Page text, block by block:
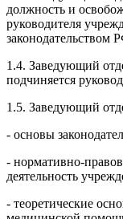
должность и
руководителя
законодательством
1.4. Заведующий
подчиняется
1.5. Заведующий
- основы
- нормативно-
деятельность
- теоретические